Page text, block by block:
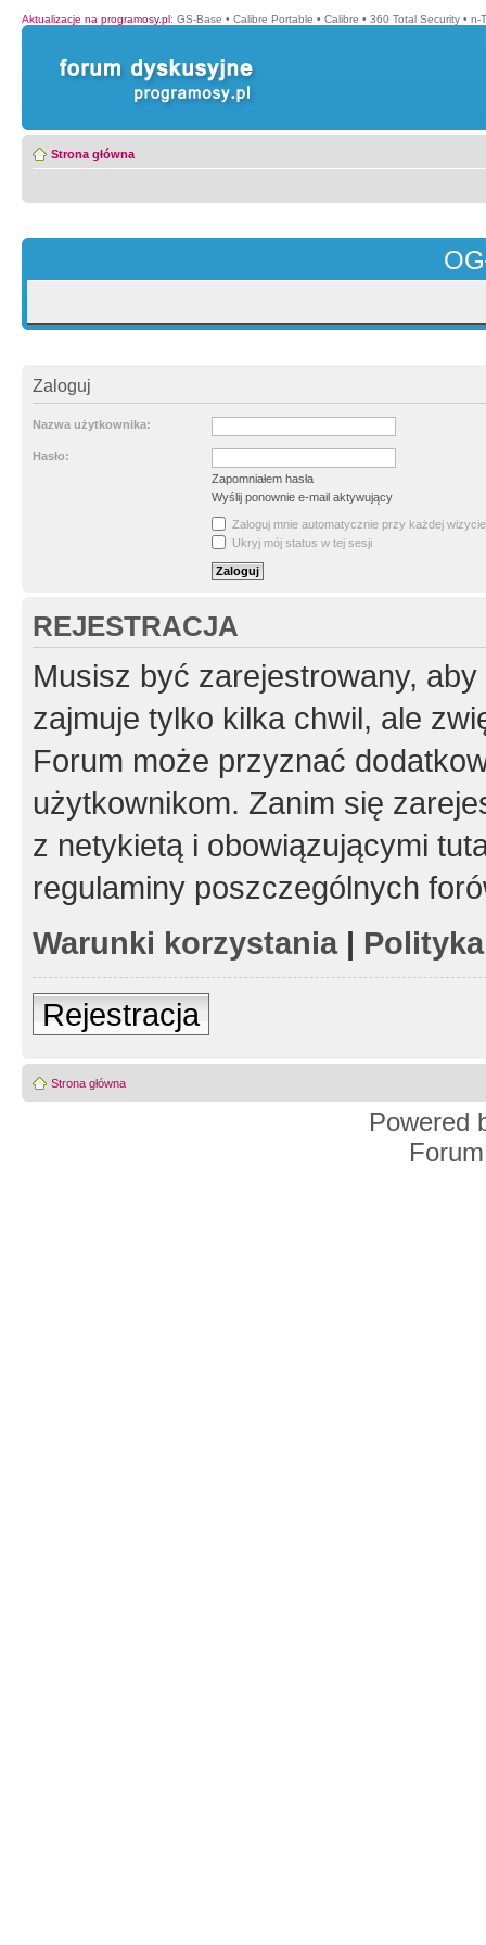
Aktualizacje na programosy.pl: GS-Base • Calibre Portable • Calibre • 360 Total Security • n-
Strona główna
Zaloguj
Nazwa użytkownika:
Hasło:
Zapomniałem hasła
Wyślij ponownie e-mail aktywujący
Zaloguj mnie automatycznie przy każdej wizycie
Ukryj mój status w tej sesji
REJESTRACJA
Musisz być zarejestrowany,
zajmuje tylko kilka chwil, ale
Forum może przyznać
użytkownikom. Zanim się
z netykietą i obowiązującymi
regulaminy poszczególnych
Warunki korzystania|
Rejestracja
Strona główna
Powered